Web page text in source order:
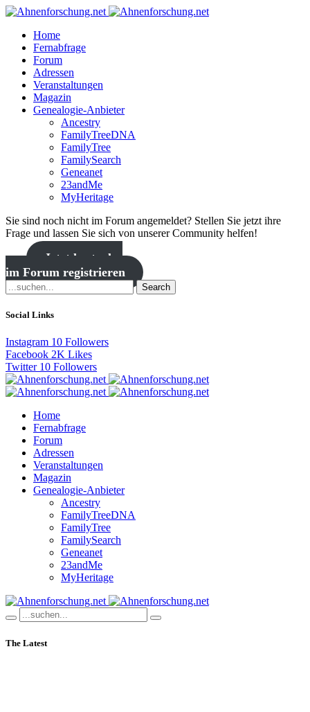
Home
Fernabfrage
Forum
Adressen
Veranstaltungen
Magazin
Genealogie-Anbieter
Ancestry
FamilyTreeDNA
FamilyTree
FamilySearch
Geneanet
23andMe
MyHeritage
Sie sind noch nicht im Forum angemeldet? Stellen Sie jetzt ihre
Frage und lassen Sie sich von unserer Community helfen!
Jetzt kostenlos
im Forum registrieren
Search
Social Links
Instagram 10 Followers
Facebook 2K Likes
Twitter 10 Followers
Home
Fernabfrage
Forum
Adressen
Veranstaltungen
Magazin
Genealogie-Anbieter
Ancestry
FamilyTreeDNA
FamilyTree
FamilySearch
Geneanet
23andMe
MyHeritage
The Latest